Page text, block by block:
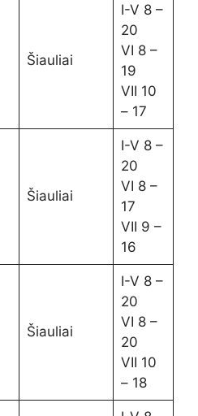
Šiauliai
I-V 8 –
20
VI 8 –
19
VII 10
– 17
Šiauliai
I-V 8 –
20
VI 8 –
17
VII 9 –
16
Šiauliai
I-V 8 –
20
VI 8 –
20
VII 10
– 18